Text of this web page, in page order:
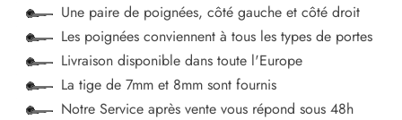
Une paire de poignées, côté gauche et côté droit
Les poignées conviennent à tous les types de portes
Livraison disponible dans toute l'Europe
La tige de 7mm et 8mm sont fournis
Notre Service après vente vous répond sous 48h